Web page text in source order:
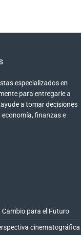
especializados en
para entregarle a
a tomar decisiones
finanzas e
para el Futuro
cinematográfica